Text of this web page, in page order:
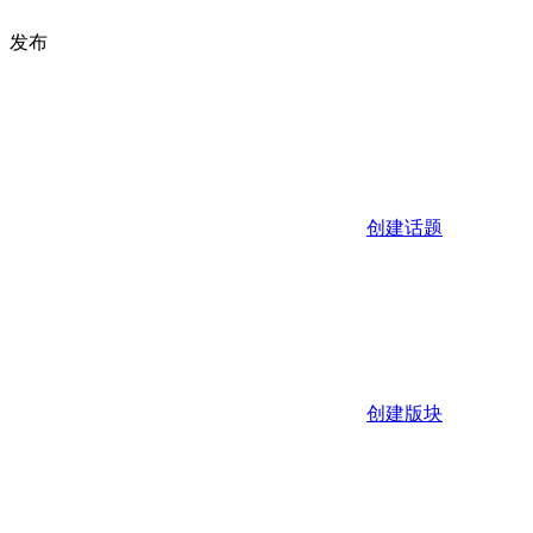
发布
创建话题
创建版块